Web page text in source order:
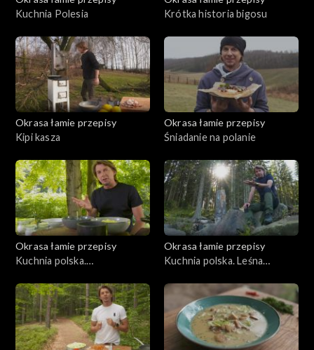
Kuchnia Polesia
Krótka historia bigosu
Okrasa łamie przepisy
Kipi kasza
Okrasa łamie przepisy
Śniadanie na polanie
Okrasa łamie przepisy
Kuchnia polska.
Okrasa łamie przepisy
Kuchnia polska. Leśna